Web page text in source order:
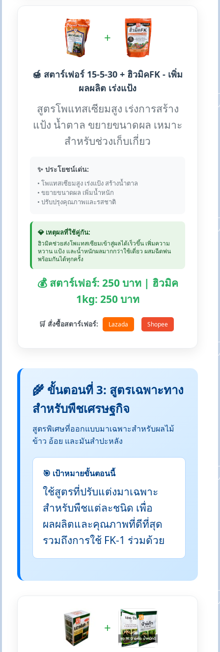
+
🍯 สตาร์เฟอร์ 15-5-30 + ฮิวมิคFK - เพิ่ม
ผลผลิต เร่งแป้ง
สูตรโพแทสเซียมสูง เร่งการสร้าง
แป้ง น้ำตาล ขยายขนาดผล เหมาะ
สำหรับช่วงเก็บเกี่ยว
✨ ประโยชน์เด่น:
• โพแทสเซียมสูง เร่งแป้ง สร้างน้ำตาล
• ขยายขนาดผล เพิ่มน้ำหนัก
• ปรับปรุงคุณภาพและรสชาติ
💎 เหตุผลที่ใช้คู่กัน:
ฮิวมิคช่วยส่งโพแทสเซียมเข้าสู่ผลได้เร็วขึ้น เพิ่มความ
หวาน แป้ง และน้ำหนักผลมากกว่าใช้เดี่ยว ผสมฉีดพ่น
พร้อมกันได้ทุกครั้ง
💰 สตาร์เฟอร์: 250 บาท | ฮิวมิค
1kg: 250 บาท
🛒 สั่งซื้อสตาร์เฟอร์: Lazada Shopee
🌾 ขั้นตอนที่ 3: สูตรเฉพาะทาง
สำหรับพืชเศรษฐกิจ
สูตรพิเศษที่ออกแบบมาเฉพาะสำหรับผลไม้
ข้าว อ้อย และมันสำปะหลัง
🎯 เป้าหมายขั้นตอนนี้
ใช้สูตรที่ปรับแต่งมาเฉพาะ
สำหรับพืชแต่ละชนิด เพื่อ
ผลผลิตและคุณภาพที่ดีที่สุด
รวมถึงการใช้ FK-1 ร่วมด้วย
+